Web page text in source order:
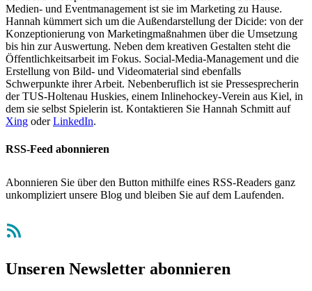
Medien- und Eventmanagement ist sie im Marketing zu Hause.
Hannah kümmert sich um die Außendarstellung der Dicide: von der
Konzeptionierung von Marketingmaßnahmen über die Umsetzung
bis hin zur Auswertung. Neben dem kreativen Gestalten steht die
Öffentlichkeitsarbeit im Fokus. Social-Media-Management und die
Erstellung von Bild- und Videomaterial sind ebenfalls
Schwerpunkte ihrer Arbeit. Nebenberuflich ist sie Pressesprecherin
der TUS-Holtenau Huskies, einem Inlinehockey-Verein aus Kiel, in
dem sie selbst Spielerin ist. Kontaktieren Sie Hannah Schmitt auf
Xing oderLinkedIn.
RSS-Feed abonnieren
Abonnieren Sie über den Button mithilfe eines RSS-Readers ganz
unkompliziert unsere Blog und bleiben Sie auf dem Laufenden.
RSS-Feed
Unseren Newsletter abonnieren